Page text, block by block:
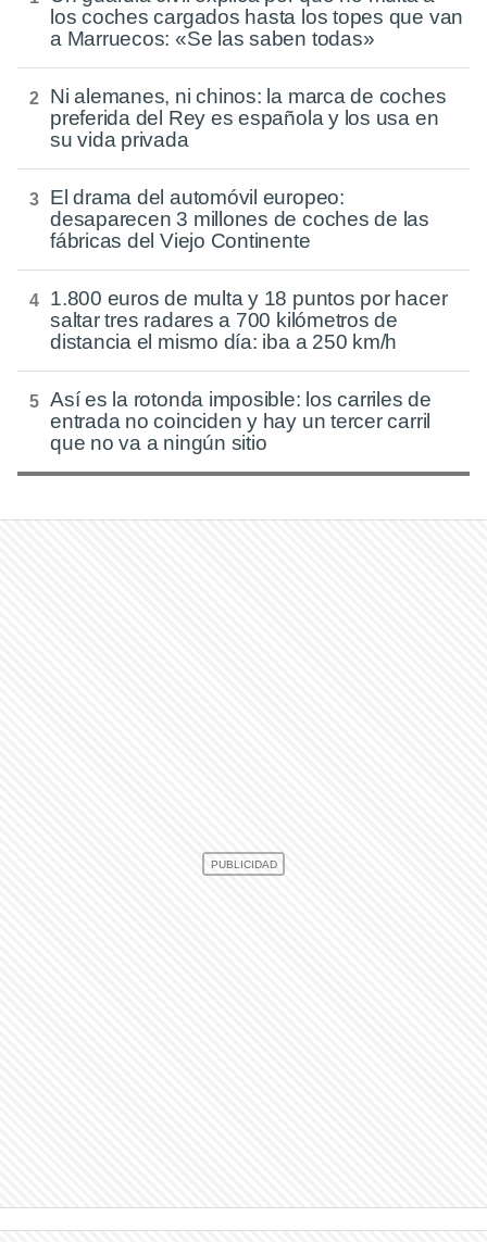
los coches cargados hasta los topes que van
a Marruecos: «Se las saben todas»
Ni alemanes, ni chinos: la marca de coches
preferida del Rey es española y los usa en
su vida privada
El drama del automóvil europeo:
desaparecen 3 millones de coches de las
fábricas del Viejo Continente
1.800 euros de multa y 18 puntos por hacer
saltar tres radares a 700 kilómetros de
distancia el mismo día: iba a 250 km/h
Así es la rotonda imposible: los carriles de
entrada no coinciden y hay un tercer carril
que no va a ningún sitio